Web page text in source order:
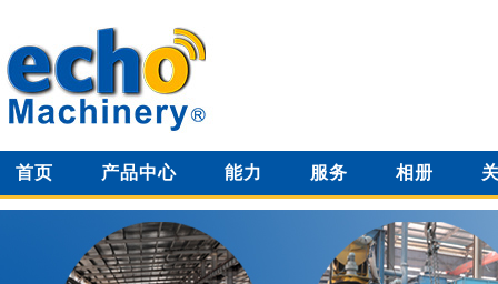
首页 产品中心 能力 服务 相册